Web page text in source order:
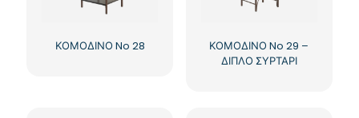
ΚΟΜΟΔΙΝΟ No 28
ΚΟΜΟΔΙΝΟ No 29 –
ΔΙΠΛΟ ΣΥΡΤΑΡΙ